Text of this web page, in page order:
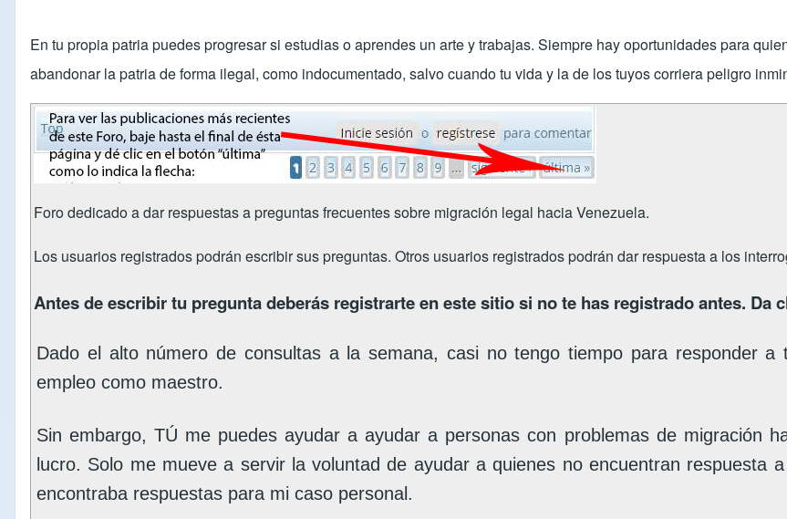
En tu propia patria puedes progresar si estudias o aprendes un arte y trabajas. Siempre hay oportunidades para
abandonar la patria de forma ilegal, como indocumentado, salvo cuando tu vida y la de los tuyos corriera peligro
Foro dedicado a dar respuestas a preguntas frecuentes sobre migración legal hacia Venezuela.
Los usuarios registrados podrán escribir sus preguntas. Otros usuarios registrados podrán dar respuesta a los
Antes de escribir tu pregunta deberás registrarte en este sitio si no te has registrado antes. Da
Dado el alto número de consultas a la semana, casi no tengo tiempo para responder
empleo como maestro.
Sin embargo, TÚ me puedes ayudar a ayudar a personas con problemas de migración
lucro. Solo me mueve a servir la voluntad de ayudar a quienes no encuentran respuesta
encontraba respuestas para mi caso personal.